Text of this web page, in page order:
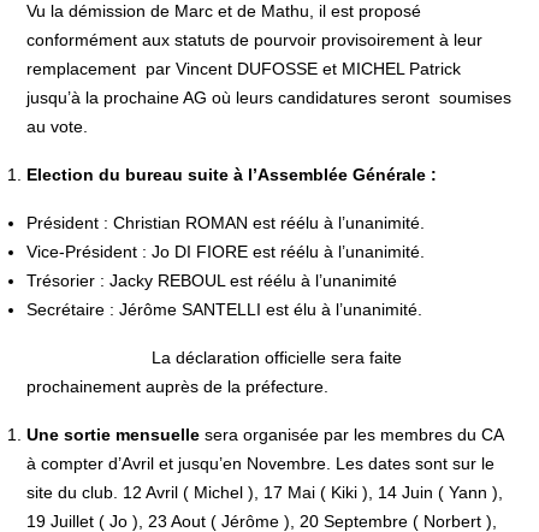
Vu la démission de Marc et de Mathu, il est proposé
conformément aux statuts de pourvoir provisoirement à leur
remplacement par Vincent DUFOSSE et MICHEL Patrick
jusqu’à la prochaine AG où leurs candidatures seront soumises
au vote.
Election du bureau suite à l’Assemblée Générale :
Président :Christian ROMAN est réélu à l’unanimité.
Vice-Président : Jo DI FIORE est réélu à l’unanimité.
Trésorier : Jacky REBOUL est réélu à l’unanimité
Secrétaire : Jérôme SANTELLI est élu à l’unanimité.
La déclaration officielle sera faite
prochainement auprès de la préfecture.
Une sortie mensuelle sera organisée par les membres du CA
à compter d’Avril et jusqu’en Novembre. Les dates sont sur le
site du club. 12 Avril ( Michel ), 17 Mai ( Kiki ), 14 Juin ( Yann ),
19 Juillet ( Jo ), 23 Aout ( Jérôme ), 20 Septembre ( Norbert ),